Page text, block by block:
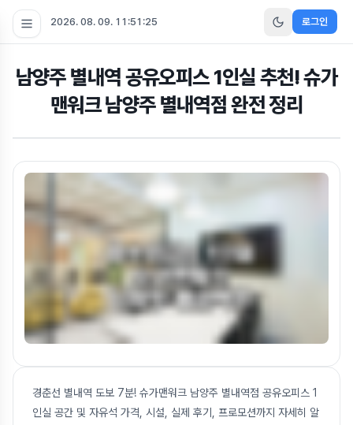
2026. 08. 09. 11:51:26 로그인
남양주 별내역 공유오피스 1인실 추천! 슈가
맨워크 남양주 별내역점 완전 정리
경춘선 별내역 도보 7분! 슈가맨워크 남양주 별내역점 공유오피스 1
인실 공간 및 자유석 가격, 시설, 실제 후기, 프로모션까지 자세히 알